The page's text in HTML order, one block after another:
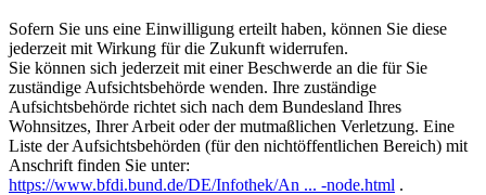
Sofern Sie uns eine Einwilligung erteilt haben, können Sie diese
jederzeit mit Wirkung für die Zukunft widerrufen.
Sie können sich jederzeit mit einer Beschwerde an die für Sie
zuständige Aufsichtsbehörde wenden. Ihre zuständige
Aufsichtsbehörde richtet sich nach dem Bundesland Ihres
Wohnsitzes, Ihrer Arbeit oder der mutmaßlichen Verletzung. Eine
Liste der Aufsichtsbehörden (für den nichtöffentlichen Bereich) mit
Anschrift finden Sie unter:
https://www.bfdi.bund.de/DE/Infothek/An ... -node.html .